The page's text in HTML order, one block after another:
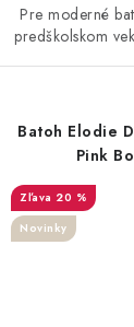
Pre moderné
predškolskom
Batoh Elodie
Pink
20 %
Novinky